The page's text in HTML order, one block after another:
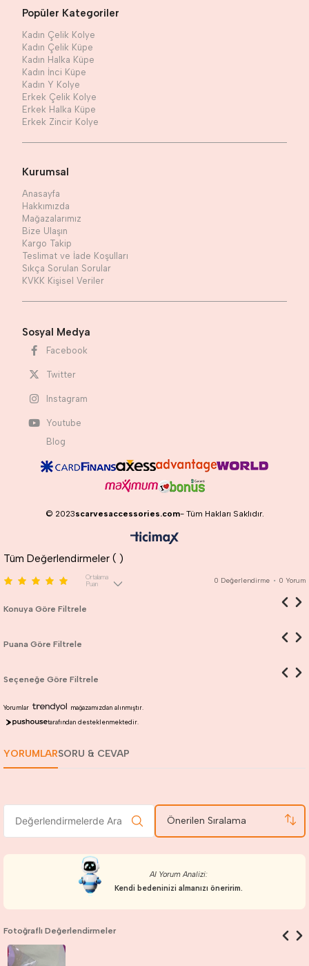
Popüler Kategoriler
Kadın Çelik Kolye
Kadın Çelik Küpe
Kadın Halka Küpe
Kadın İnci Küpe
Kadın Y Kolye
Erkek Çelik Kolye
Erkek Halka Küpe
Erkek Zincir Kolye
Kurumsal
Anasayfa
Hakkımızda
Mağazalarımız
Bize Ulaşın
Kargo Takip
Teslimat ve İade Koşulları
Sıkça Sorulan Sorular
KVKK Kişisel Veriler
Sosyal Medya
Facebook
Twitter
Instagram
Youtube
Blog
© 2023scarvesaccessories.com- Tüm Hakları Saklıdır.
Tüm Değerlendirmeler ( )
Ortalama
Puan
0 Değerlendirme • 0 Yorum
Konuya Göre Filtrele
Puana Göre Filtrele
Seçeneğe Göre Filtrele
Yorumlar
mağazamızdan alınmıştır.
tarafından desteklenmektedir.
YORUMLARSORU & CEVAP
Önerilen Sıralama
AI Yorum Analizi:
Kendi bedeninizi almanızı öneririm.
Fotoğraflı Değerlendirmeler